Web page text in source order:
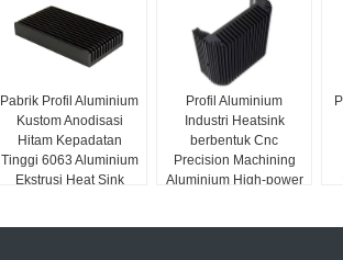
Pabrik Profil Aluminium
Kustom Anodisasi
Hitam Kepadatan
Tinggi 6063 Aluminium
Ekstrusi Heat Sink
Profil Aluminium
Industri Heatsink
berbentuk Cnc
Precision Machining
Aluminium High-power